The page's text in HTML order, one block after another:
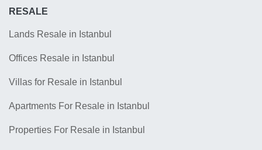
RESALE
Lands Resale in Istanbul
Offices Resale in Istanbul
Villas for Resale in Istanbul
Apartments For Resale in Istanbul
Properties For Resale in Istanbul